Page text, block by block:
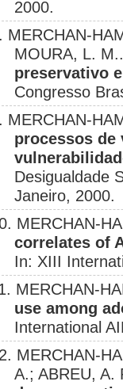
2000.
MERCHAN-
MOURA, L.
preservativo
Congresso
MERCHAN-
processos de
Desigualdade
Janeiro, 2000.
MERCHAN-
correlates of
In: XIII
MERCHAN-
use among
International
MERCHAN-
A.; ABREU,